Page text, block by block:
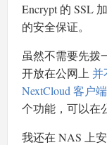
Encrypt 的 SSL
的安全保证。
虽然不需要先拨
开放在公网上 并
NextCloud 客户
个功能，可以在
我还在 NAS 上